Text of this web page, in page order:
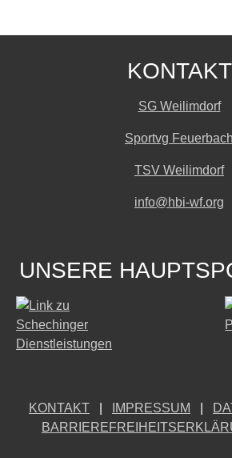
KONTAKT
SG Weilimdorf
Sportvg Feuerbach
TSV Weilimdorf
info@hbi-wf.org
UNSERE
KONTAKT IMPRESSUM